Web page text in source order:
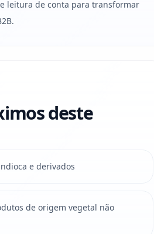
leitura de conta para transformar
deste
e derivados
de origem vegetal não